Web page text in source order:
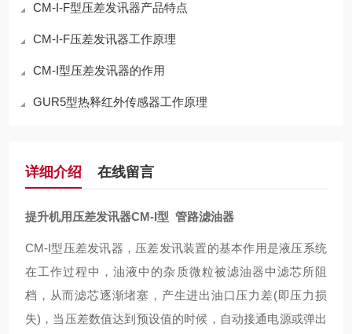
CM-I-F型压差发讯器产品特点
CM-I-F压差发讯器工作原理
CM-I型压差发讯器的作用
GUR5型热释红外传感器工作原理
详细介绍 在线留言
提升机用压差发讯器CM-I型 管路滤油器
CM-I型压差发讯器， 压差发讯装置的基本作用是液压系统
在工作过程中，油液中的杂质微粒被滤油器中滤芯所阻
档，从而滤芯逐渐堵塞，产生进出油口压力差(即压力损
失)，当压差数值达到预设值的时候，自动接通电源或弹出